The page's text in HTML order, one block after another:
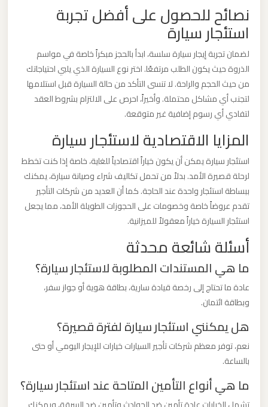
نصائح للحصول على أفضل تجربة
استئجار سيارة
لضمان تجربة إيجار سيارة سلسة، ابدأ بالحجز مبكراً خاصة في مواسم
الذروة حيث يكون الطلب مرتفعًا. اختر نوع السيارة الذي يلبي احتياجاتك
من حيث الحجم والراحة. لا تنسى التأكد من حالة السيارة قبل استلامها
لتجنب أي مشاكل محتملة. وأخيراً، احرص على الالتزام بشروط العقد
لتفادي أي رسوم إضافية غير متوقعة.
المزايا الاقتصادية لاستئجار سيارة
استئجار سيارة يمكن أن يكون خياراً اقتصادياً للغاية، خاصة إذا كنت تخطط
لرحلة قصيرة الأمد. بدلاً من تحمل تكاليف شراء وصيانة سيارة، يمكنك
ببساطة استئجار واحدة عند الحاجة. كما أن العديد من شركات التأجير
تقدم عروضاً خاصة وخصومات على الحجوزات الطويلة الأمد، مما يجعل
استئجار السيارة خياراً معقولاً للميزانية.
أسئلة شائعة محدثة
ما هي المستندات المطلوبة لاستئجار سيارة؟
عادة ما تحتاج إلى رخصة قيادة سارية، بطاقة هوية أو جواز سفر،
وبطاقة ائتمان.
هل يمكنني استئجار سيارة لفترة قصيرة؟
نعم، توفر معظم شركات تأجير السيارات خيارات للإيجار اليومي أو حتى
بالساعة.
ما هي أنواع التأمين المتاحة عند استئجار سيارة؟
الشيخ
ليموزين
مطار
سفنكس
ليموزين
العرب
والإسكندرية
ليموزين
مطار
العرب
مرسي
ليموزين
مطار
العرب